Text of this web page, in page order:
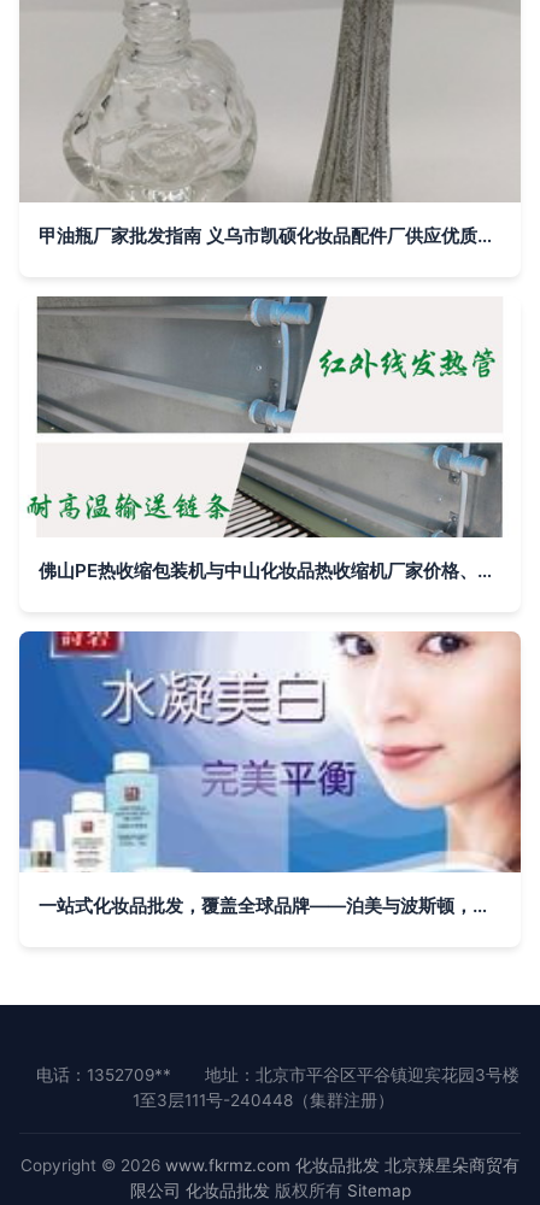
甲油瓶厂家批发指南 义乌市凯硕化妆品配件厂供应优质甲油胶瓶与玻璃指甲油瓶
佛山PE热收缩包装机与中山化妆品热收缩机厂家价格、图片、批发全解析
一站式化妆品批发，覆盖全球品牌——泊美与波斯顿，河南源头直供
电话：1352709**
地址：北京市平谷区平谷镇迎宾花园3号楼
1至3层111号-240448（集群注册）
Copyright © 2026 www.fkrmz.com 化妆品批发 北京辣星朵商贸有
限公司 化妆品批发版权所有 Sitemap